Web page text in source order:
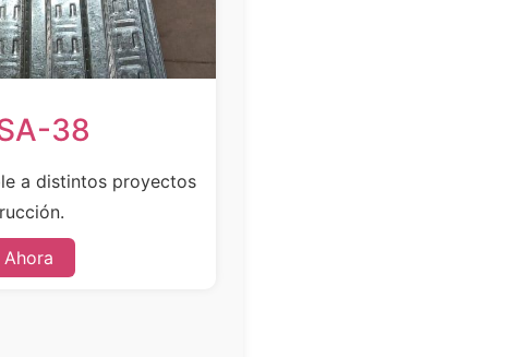
38
a distintos proyectos